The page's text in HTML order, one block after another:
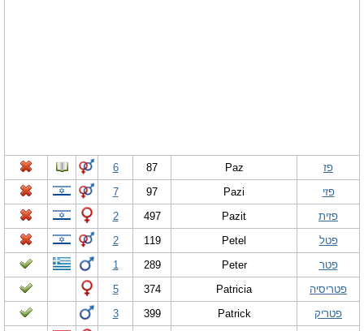
פז Paz
87
6
פזי
Pazi
97
7
פזית
Pazit
497
2
פטל
Petel
119
2
פטר
Peter
289
1
פטריסיה
Patricia
374
5
פטריק
Patrick
399
3